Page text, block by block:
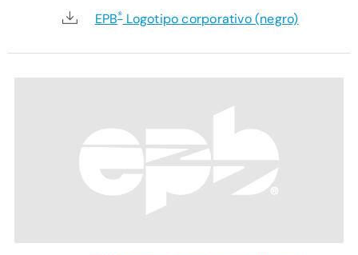
EPB®Logotipo corporativo (negro)